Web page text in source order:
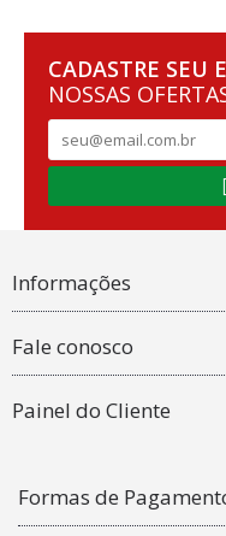
CADASTRE SEU
NOSSAS
Informações
Fale conosco
Painel do Cliente
Formas de